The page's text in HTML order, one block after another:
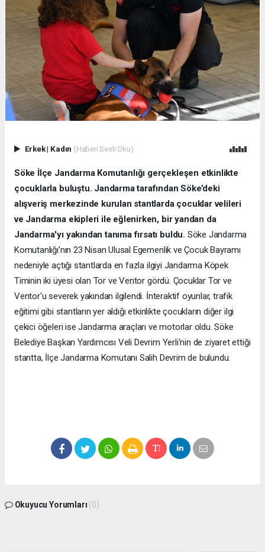
Erkek| Kadın (Haberi Sesli Oku)
Söke İlçe Jandarma Komutanlığı gerçekleşen etkinlikte
çocuklarla buluştu. Jandarma tarafından Söke’deki
alışveriş merkezinde kurulan stantlarda çocuklar velileri
ve Jandarma ekipleri ile eğlenirken, bir yandan da
Jandarma'yı yakından tanıma fırsatı buldu. Söke Jandarma
Komutanlığı’nın 23 Nisan Ulusal Egemenlik ve Çocuk Bayramı
nedeniyle açtığı stantlarda en fazla ilgiyi Jandarma Köpek
Timinin iki üyesi olan Tor ve Ventor gördü. Çocuklar Tor ve
Ventor'u severek yakından ilgilendi. İnteraktif oyunlar, trafik
eğitimi gibi stantların yer aldığı etkinlikte çocukların diğer ilgi
çekici öğeleri ise Jandarma araçları ve motorlar oldu. Söke
Belediye Başkan Yardımcısı Veli Devrim Yerli'nin de ziyaret ettiği
stantta, İlçe Jandarma Komutanı Salih Devrim de bulundu.
Okuyucu Yorumları (0)